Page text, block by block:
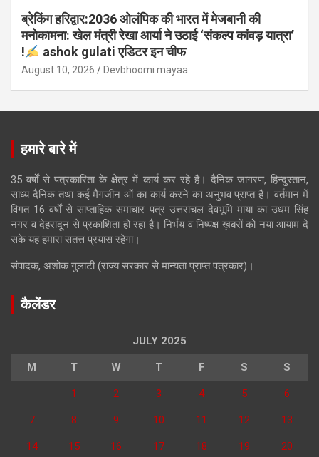
ब्रेकिंग हरिद्वार:2036 ओलंपिक की भारत में मेजबानी की
मनोकामना: खेल मंत्री रेखा आर्या ने उठाई ‘संकल्प कांवड़ यात्रा’
!
ashok gulati एडिटर इन चीफ
August 10, 2026 Devbhoomi mayaa
हमारे बारे में
35 वर्षों से पत्रकारिता के क्षेत्र में कार्य कर रहे है। दैनिक जागरण, हिन्दुस्तान,
सांध्य दैनिक तथा कई मैगजीन ओं का कार्य करने का अनुभव प्राप्त है। वर्तमान में
विगत 16 वर्षों से साप्ताहिक समाचार पत्र उत्तरांचल देवभूमि माया का उधम सिंह
नगर व देहरादून से प्रकाशिता हो रहा है। निर्भय व निष्पक्ष ख़बरों को नया आयाम दे
सके यह हमारा सतत्त प्रयास रहेगा।
संपादक, अशोक गुलाटी (राज्य सरकार से मान्यता प्राप्त पत्रकार)।
कैलेंडर
JULY 2025
M T W T F S S
1 2 3 4 5 6
7 8 9 10 11 12 13
14 15 16 17 18 19 20